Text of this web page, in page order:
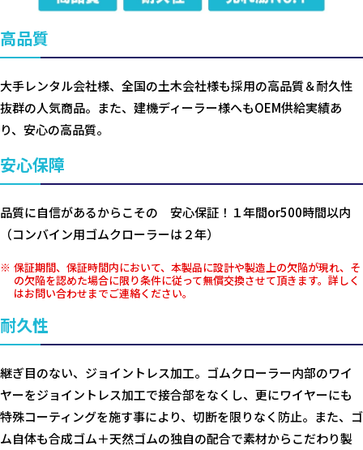
高品質
大手レンタル会社様、全国の土木会社様も採用の高品質＆耐久性
抜群の人気商品。また、建機ディーラー様へもOEM供給実績あ
り、安心の高品質。
安心保障
品質に自信があるからこその 安心保証！１年間or500時間以内
（コンバイン用ゴムクローラーは２年）
保証期間、保証時間内において、本製品に設計や製造上の欠陥が現れ、そ
の欠陥を認めた場合に限り条件に従って無償交換させて頂きます。詳しく
はお問い合わせまでご連絡ください。
耐久性
継ぎ目のない、ジョイントレス加工。ゴムクローラー内部のワイ
ヤーをジョイントレス加工で接合部をなくし、更にワイヤーにも
特殊コーティングを施す事により、切断を限りなく防止。また、ゴ
ム自体も合成ゴム＋天然ゴムの独自の配合で素材からこだわり製